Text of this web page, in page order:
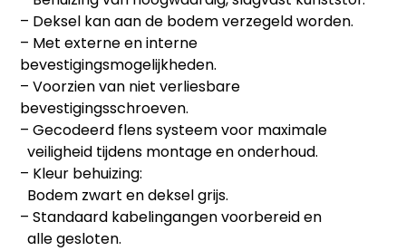
– Deksel kan aan de bodem verzegeld worden.
– Met externe en interne
bevestigingsmogelijkheden.
– Voorzien van niet verliesbare
bevestigingsschroeven.
– Gecodeerd flens systeem voor maximale
veiligheid tijdens montage en onderhoud.
– Kleur behuizing:
Bodem zwart en deksel grijs.
– Standaard kabelingangen voorbereid en
alle gesloten.